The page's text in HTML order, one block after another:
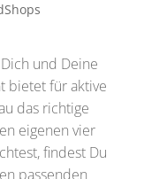
und Deine
bietet für aktive
das richtige
eigenen vier
findest Du
passenden